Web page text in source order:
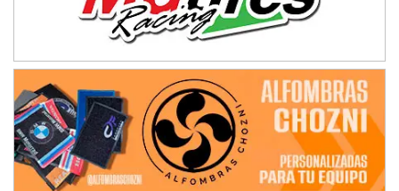
Avellaneda (Santa Fe)
SUR SANTAFESINO - F4
José Samuel Sánchez (Tierra)
Rufino (Santa Fe)
TUCUMANO - F5
Juan Navarro (Asfalto)
El Timbó (Tucumán)